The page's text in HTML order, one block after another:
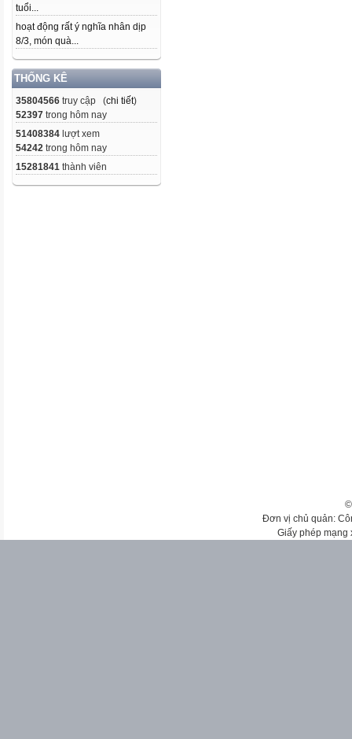
tuổi...
hoạt động rất ý nghĩa nhân dịp
8/3, món quà...
THỐNG KÊ
35804566 truy cập (chi tiết)
52397 trong hôm nay
51408384 lượt xem
54242 trong hôm nay
15281841 thành viên
Đơn vị chủ quản:
Giấy phép mạng